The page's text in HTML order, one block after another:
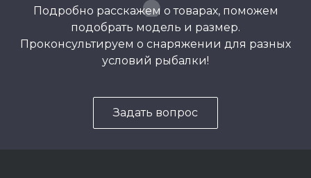
Подробно расскажем о товарах, поможем
подобрать модель и размер.
Проконсультируем о снаряжении для разных
условий рыбалки!
Задать вопрос